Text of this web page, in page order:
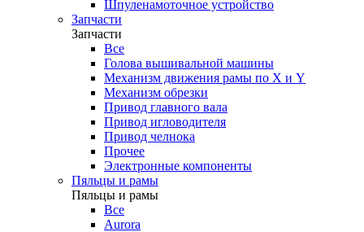
Шпуленамоточное устройство
Запчасти
Запчасти
Все
Голова вышивальной машины
Механизм движения рамы по X и Y
Механизм обрезки
Привод главного вала
Привод игловодителя
Привод челнока
Прочее
Электронные компоненты
Пяльцы и рамы
Пяльцы и рамы
Все
Aurora